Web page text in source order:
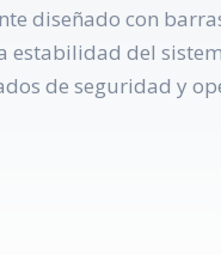
diseñado con
del
de seguridad y